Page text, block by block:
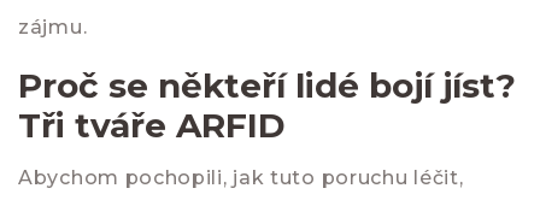
zájmu.
Proč se někteří lidé bojí jíst?
Tři tváře ARFID
Abychom pochopili, jak tuto poruchu léčit,